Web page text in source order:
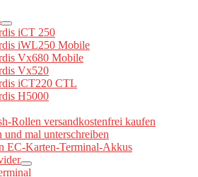
iCT 250
iWL250 Mobile
Vx680 Mobile
Vx520
iCT220 CTL
H5000
Rollen versandkostenfrei kaufen
und mal unterschreiben
EC-Karten-Terminal-Akkus